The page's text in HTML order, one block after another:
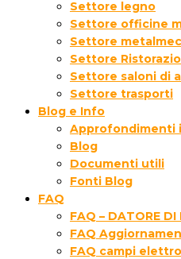
Settore legno
Settore officine
Settore
Settore
Settore saloni di
Settore trasporti
Blog e Info
Approfondimenti
Blog
Documenti utili
Fonti Blog
FAQ
FAQ – DATORE
FAQ
FAQ campi